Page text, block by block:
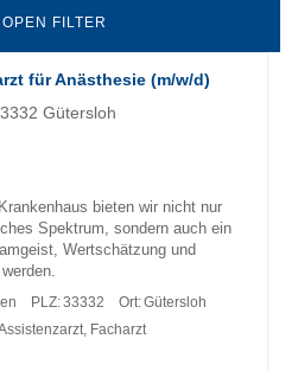
OPEN FILTER
für Anästhesie (m/w/d)
Gütersloh
bieten wir nicht nur
Spektrum, sondern auch ein
Wertschätzung und
PLZ:33332 Ort:Gütersloh
Facharzt